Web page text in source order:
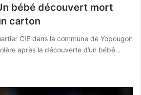
bébé découvert mort
carton
CIE dans la commune de Yopougon
après la découverte d’un bébé…